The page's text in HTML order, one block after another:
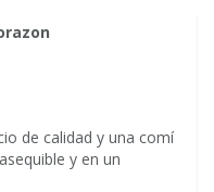
de calidad y una comí
y en un